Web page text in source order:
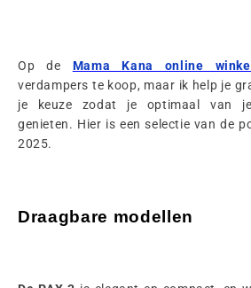
Op de Mama Kana online winkel
verdampers te koop, maar ik help je
je keuze zodat je optimaal van je
genieten. Hier is een selectie van de
2025.
Draagbare modellen